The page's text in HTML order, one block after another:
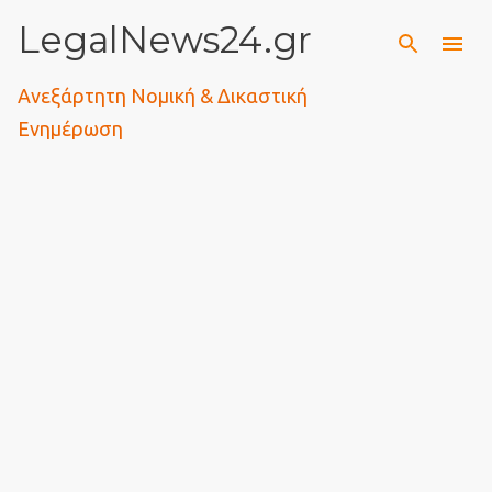
Μετάβαση στο κύριο περιεχόμενο
LegalNews24.gr
Ανεξάρτητη Νομική & Δικαστική
Ενημέρωση